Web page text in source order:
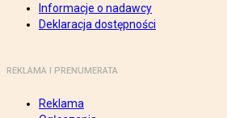
Informacje o nadawcy
Deklaracja dostępności
REKLAMA I PRENUMERATA
Reklama